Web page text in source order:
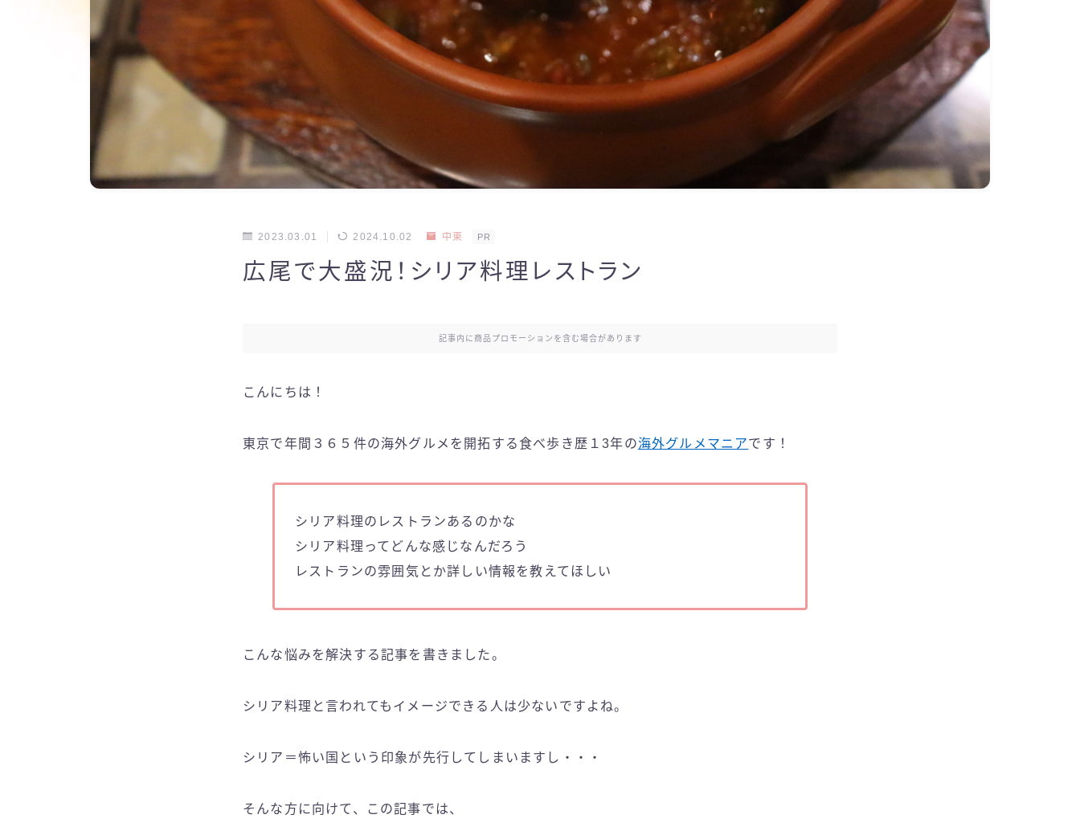
2023.03.01 2024.10.02 中東 PR
広尾で大盛況！シリア料理レストラン
記事内に商品プロモーションを含む場合があります
こんにちは！
東京で年間３６５件の海外グルメを開拓する食べ歩き歴１3年の海外グルメマニアです！
シリア料理のレストランあるのかな
シリア料理ってどんな感じなんだろう
レストランの雰囲気とか詳しい情報を教えてほしい
こんな悩みを解決する記事を書きました。
シリア料理と言われてもイメージできる人は少ないですよね。
シリア＝怖い国という印象が先行してしまいますし・・・
そんな方に向けて、この記事では、